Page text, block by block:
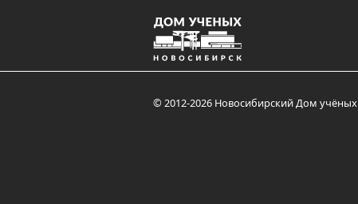
© 2012-2026 Новосибирский Дом учёных